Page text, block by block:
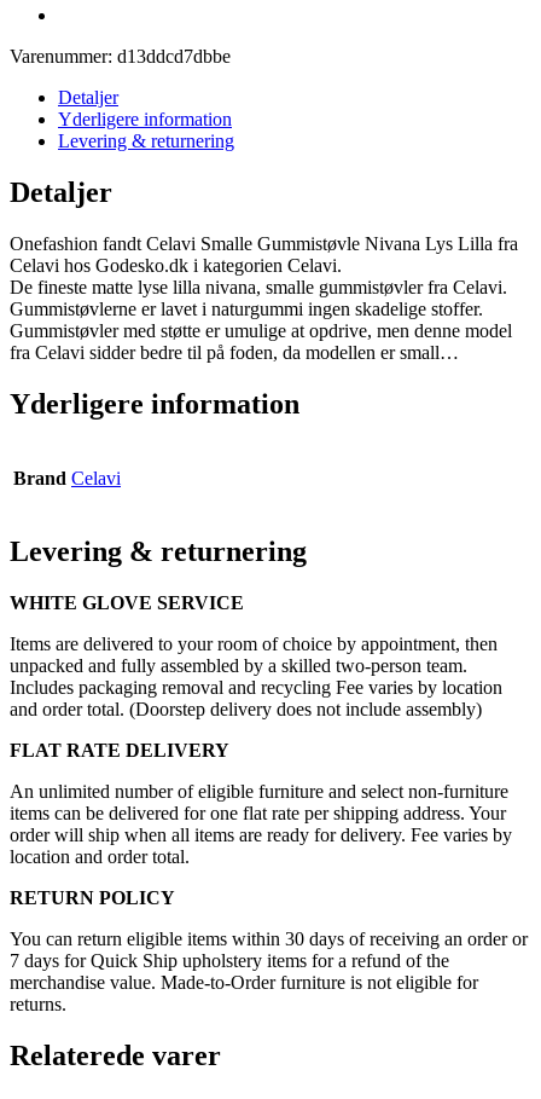
Varenummer: d13ddcd7dbbe
Detaljer
Yderligere information
Levering & returnering
Detaljer
Onefashion fandt Celavi Smalle Gummistøvle Nivana Lys Lilla fra
Celavi hos Godesko.dk i kategorien Celavi.
De fineste matte lyse lilla nivana, smalle gummistøvler fra Celavi.
Gummistøvlerne er lavet i naturgummi ingen skadelige stoffer.
Gummistøvler med støtte er umulige at opdrive, men denne model
fra Celavi sidder bedre til på foden, da modellen er small…
Yderligere information
Brand Celavi
Levering & returnering
WHITE GLOVE SERVICE
Items are delivered to your room of choice by appointment, then
unpacked and fully assembled by a skilled two-person team.
Includes packaging removal and recycling Fee varies by location
and order total. (Doorstep delivery does not include assembly)
FLAT RATE DELIVERY
An unlimited number of eligible furniture and select non-furniture
items can be delivered for one flat rate per shipping address. Your
order will ship when all items are ready for delivery. Fee varies by
location and order total.
RETURN POLICY
You can return eligible items within 30 days of receiving an order or
7 days for Quick Ship upholstery items for a refund of the
merchandise value. Made-to-Order furniture is not eligible for
returns.
Relaterede varer